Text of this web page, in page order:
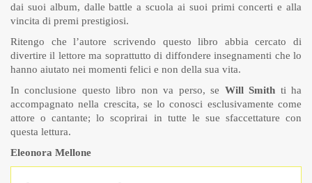
dai suoi album, dalle battle a scuola ai suoi primi concerti e alla
vincita di premi prestigiosi.
Ritengo che l’autore scrivendo questo libro abbia cercato di
divertire il lettore ma soprattutto di diffondere insegnamenti che lo
hanno aiutato nei momenti felici e non della sua vita.
In conclusione questo libro non va perso, se Will Smith ti ha
accompagnato nella crescita, se lo conosci esclusivamente come
attore o cantante; lo scoprirai in tutte le sue sfaccettature con
questa lettura.
Eleonora Mellone